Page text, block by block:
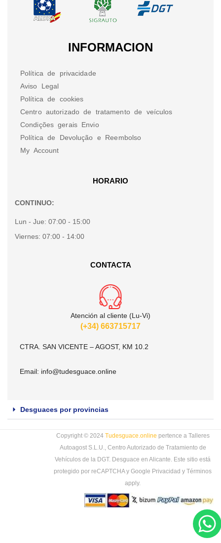
INFORMACION
Política de privacidade
Aviso Legal
Política de cookies
Centro autorizado de tratamento de veículos
Condições gerais Envio
Política de Devolução e Reembolso
My Account
HORARIO
CONTINUO:
Lun - Jue: 07:00 - 15:00
Viernes: 07:00 - 14:00
CONTACTA
Atención al cliente (Lu-Vi)
(+34) 663715717
CTRA. SAN VICENTE – AGOST, KM 10.2
Email: info@tudesguace.online
Desguaces por provincias
Copyright © 2024 Tudesguace.online pertence a Talleres
Autoagost S.L.U., Centro Autorizado de Tratamiento de
Vehículos de la DGT. Desguace en Alicante. Este sitio está
protegido por reCAPTCHA y Google Privacidad y Términos
apply.